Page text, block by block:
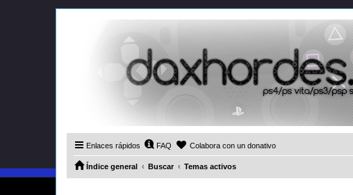
Enlaces rápidos FAQ Colabora con un donativo
Índice general Buscar Temas activos